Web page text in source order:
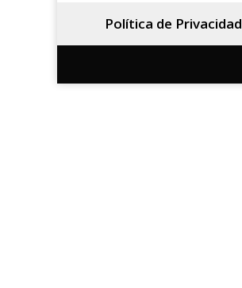
Política de Privacidad